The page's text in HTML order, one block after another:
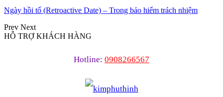
Ngày hồi tố (Retroactive Date) – Trong bảo hiểm trách nhiệm
Prev Next
HỖ TRỢ KHÁCH HÀNG
Hotline: 0908266567